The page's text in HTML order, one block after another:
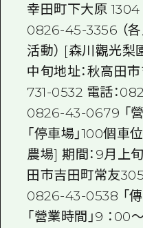
幸田町下大原 1304
0826-45-3356 （各
活動） [森川觀光梨
中旬地址：秋高田
731-0532 電話：
0826-43-0679 「
「停車場」100個車
農場] 期間：9月上
田市吉田町常友305
0826-43-0538 「
「營業時間」9 ：00